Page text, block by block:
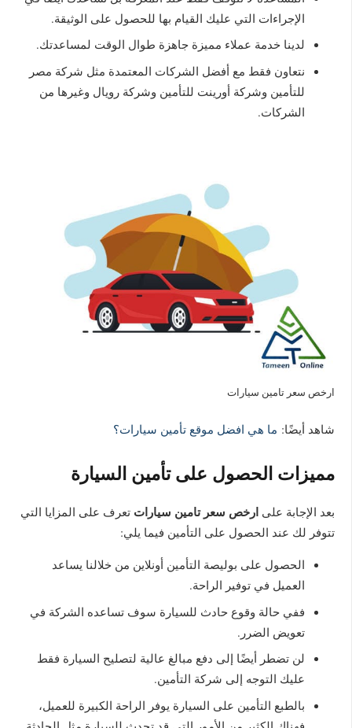
الإجراءات التي عليك القيام بها للحصول على الوثيقة.
لدينا خدمة عملاء مميزة جاهزة طوال الوقت لمساعدتك.
نتعاون فقط مع أفضل الشركات المعتمدة مثل شركة مصر
للتأمين وشركة أورينت للتأمين وشركة رويال وغيرها من
الشركات.
ارخص سعر تامين سيارات
شاهد أيضًا: ما هي افضل موقع تأمين سيارات؟
مميزات الحصول على تأمين السيارة
بعد الإجابة علىارخص سعر تامين سيارات تعرف على المزايا التي
تتوفر لك عند الحصول على التأمين فيما يلي:
الحصول على بوليصة التأمين أونلاين من خلالنا يساعد
العميل في توفير الراحة.
ففي حالة وقوع حادث للسيارة سوف تساعده الشركة في
تعويض الضرر.
لن تضطر أيضًا إلى دفع مبالغ عالية لتصليح السيارة فقط
عليك التوجه إلى شركة التأمين.
بالطبع التأمين على السيارة يوفر الراحة الكبيرة للعميل،